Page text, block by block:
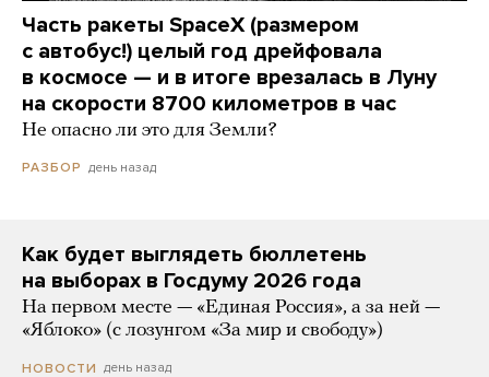
Часть ракеты SpaceX (размером
с автобус!) целый год дрейфовала
в космосе — и в итоге врезалась в Луну
на скорости 8700 километров в час
Не опасно ли это для Земли?
РАЗБОР день назад
Как будет выглядеть бюллетень
на выборах в Госдуму 2026 года
На первом месте — «Единая Россия», а за ней —
«Яблоко» (с лозунгом «За мир и свободу»)
НОВОСТИ день назад